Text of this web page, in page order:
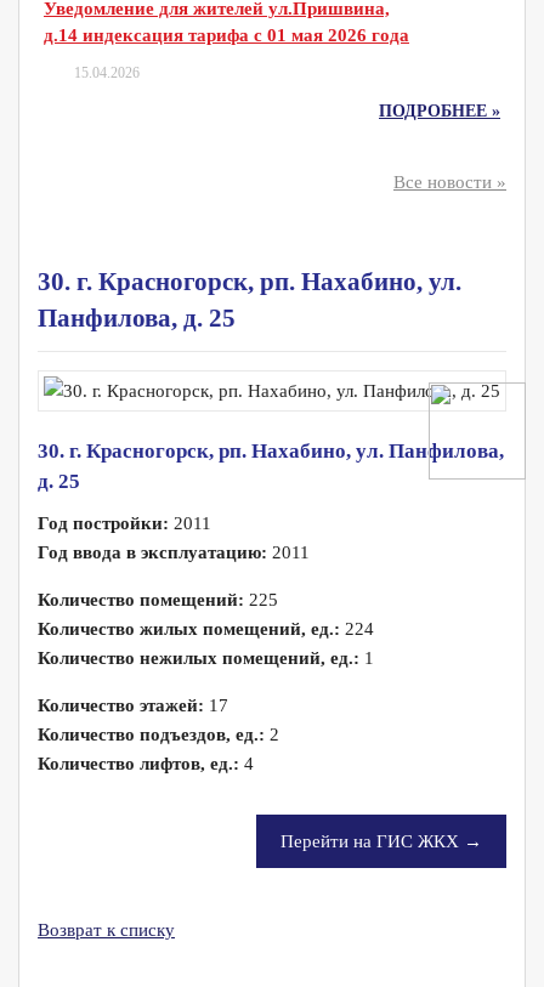
Уведомление для жителей ул.Пришвина,
д.14 индексация тарифа с 01 мая 2026 года
15.04.2026
ПОДРОБНЕЕ »
Все новости »
30. г. Красногорск, рп. Нахабино, ул.
Панфилова, д. 25
30. г. Красногорск, рп. Нахабино, ул. Панфилова,
д. 25
Год постройки: 2011
Год ввода в эксплуатацию: 2011
Количество помещений: 225
Количество жилых помещений, ед.: 224
Количество нежилых помещений, ед.: 1
Количество этажей: 17
Количество подъездов, ед.: 2
Количество лифтов, ед.: 4
Перейти на ГИС ЖКХ →
Возврат к списку